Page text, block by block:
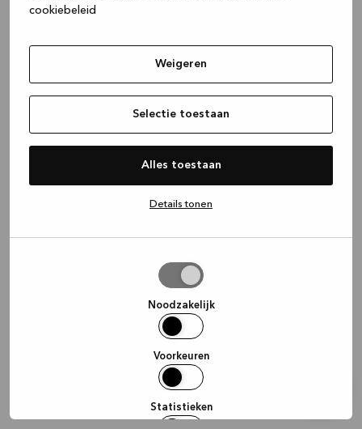
cookiebeleid
Weigeren
Selectie toestaan
Alles toestaan
Details tonen
Noodzakelijk
Voorkeuren
Statistieken
(see the browser console for more
information).